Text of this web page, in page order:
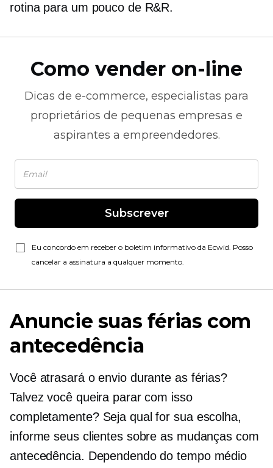
rotina para um pouco de R&R.
Como vender on-line
Dicas de e-commerce, especialistas para
proprietários de pequenas empresas e
aspirantes a empreendedores.
Subscrever
Eu concordo em receber o boletim informativo da Ecwid. Posso
cancelar a assinatura a qualquer momento.
Anuncie suas férias com
antecedência
Você atrasará o envio durante as férias?
Talvez você queira parar com isso
completamente? Seja qual for sua escolha,
informe seus clientes sobre as mudanças com
antecedência. Dependendo do tempo médio